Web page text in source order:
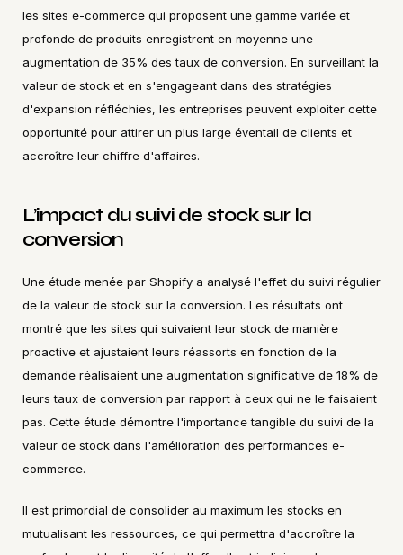
les sites e-commerce qui proposent une gamme variée et
profonde de produits enregistrent en moyenne une
augmentation de 35% des taux de conversion. En surveillant la
valeur de stock et en s'engageant dans des stratégies
d'expansion réfléchies, les entreprises peuvent exploiter cette
opportunité pour attirer un plus large éventail de clients et
accroître leur chiffre d'affaires.
L’impact du suivi de stock sur la
conversion
Une étude menée par Shopify a analysé l'effet du suivi régulier
de la valeur de stock sur la conversion. Les résultats ont
montré que les sites qui suivaient leur stock de manière
proactive et ajustaient leurs réassorts en fonction de la
demande réalisaient une augmentation significative de 18% de
leurs taux de conversion par rapport à ceux qui ne le faisaient
pas. Cette étude démontre l'importance tangible du suivi de la
valeur de stock dans l'amélioration des performances e-
commerce.
Il est primordial de consolider au maximum les stocks en
mutualisant les ressources, ce qui permettra d'accroître la